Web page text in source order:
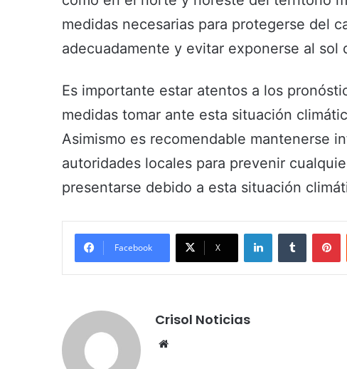
medidas necesarias para protegerse del
adecuadamente y evitar exponerse al sol
Es importante estar atentos a los
medidas tomar ante esta situación
Asimismo es recomendable mantenerse
autoridades locales para prevenir
presentarse debido a esta situación
Facebook X
Crisol Noticias